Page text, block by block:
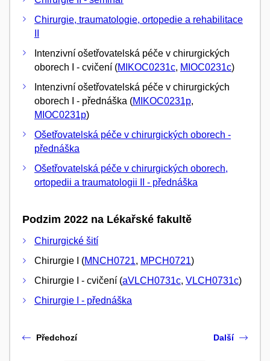
Chirurgie, traumatologie, ortopedie a rehabilitace
Intenzivní ošetřovatelská péče v chirurgických
oborech I - cvičení (MIKOC0231c, MIOC0231c)
Intenzivní ošetřovatelská péče v chirurgických
oborech I - přednáška (MIKOC0231p,
MIOC0231p)
Ošetřovatelská péče v chirurgických oborech -
přednáška
Ošetřovatelská péče v chirurgických oborech,
ortopedii a traumatologii II - přednáška
Podzim 2022 na Lékařské fakultě
Chirurgické šití
Chirurgie I (MNCH0721, MPCH0721)
Chirurgie I - cvičení (aVLCH0731c, VLCH0731c)
Chirurgie I - přednáška
Předchozí Další